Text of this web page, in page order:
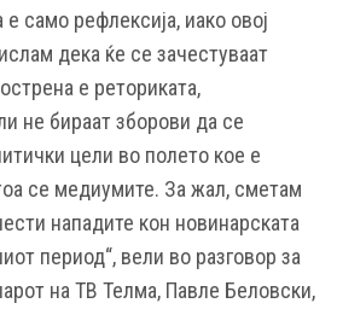
само рефлексија, иако овој
дека ќе се зачестуваат
е реториката,
не бираат зборови да се
цели во полето кое е
се медиумите. За жал, сметам
нападите кон новинарската
период“, вели во разговор за
на ТВ Телма, Павле Белoвски,